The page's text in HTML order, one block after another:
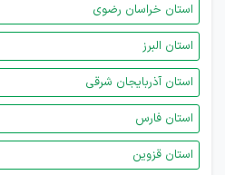
استان خراسان رضوی
استان البرز
استان آذربایجان شرقی
استان فارس
استان قزوین